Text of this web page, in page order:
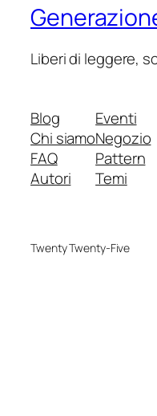
Liberi di leggere,
Blog
Chi siamo
FAQ
Autori
Eventi
Negozio
Pattern
Temi
Twenty Twenty-Five